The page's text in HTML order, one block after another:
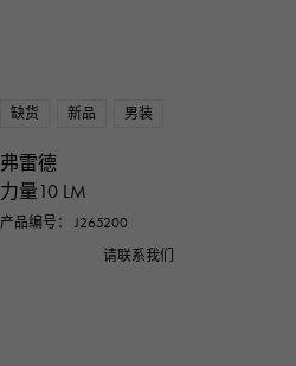
缺货 新品 男装
弗雷德
力量10 LM
产品编号： J265200
请联系我们